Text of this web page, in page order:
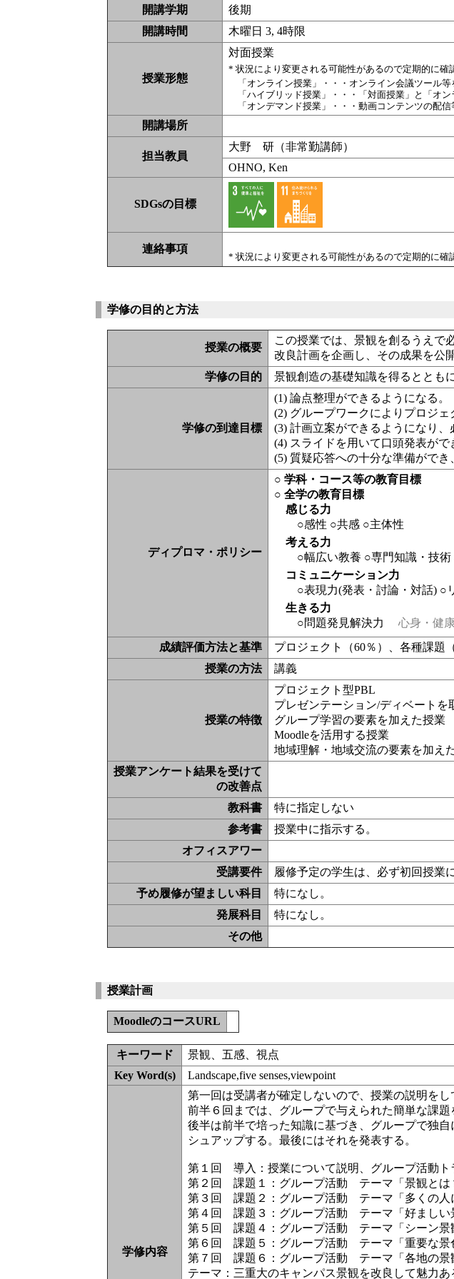
開講学期
後期
開講時間
木曜日 3, 4時限
授業形態
対面授業
* 状況により変更される可能性があるので定期的に確
「オンライン授業」・・・オンライン会議ツール
「ハイブリッド授業」・・・「対面授業」と「オ
「オンデマンド授業」・・・動画コンテンツの配
開講場所
担当教員
大野 研（非常勤講師）
OHNO, Ken
SDGsの目標
連絡事項
* 状況により変更される可能性があるので定期的に確
学修の目的と方法
授業の概要
この授業では、景観を創るうえで
改良計画を企画し、その成果を公
学修の目的
景観創造の基礎知識を得るととも
学修の到達目標
(1) 論点整理ができるようになる。
(2) グループワークによりプロジェ
(3) 計画立案ができるようになり
(4) スライドを用いて口頭発表がで
(5) 質疑応答への十分な準備ができ
ディプロマ・ポリシー
○ 学科・コース等の教育目標
○ 全学の教育目標
感じる力
○感性 ○共感 ○主体性
考える力
○幅広い教養 ○専門知識・技術
コミュニケーション力
○表現力(発表・討論・対話) ○
生きる力
○問題発見解決力
心身・健
成績評価方法と基準
プロジェクト（60％）、各種課題（
授業の方法
講義
授業の特徴
プロジェクト型PBL
プレゼンテーション/ディベートを
グループ学習の要素を加えた授業
Moodleを活用する授業
地域理解・地域交流の要素を加え
授業アンケート結果を受けて
の改善点
教科書
特に指定しない
参考書
授業中に指示する。
オフィスアワー
受講要件
履修予定の学生は、必ず初回授業
予め履修が望ましい科目
特になし。
発展科目
特になし。
その他
授業計画
MoodleのコースURL
キーワード
景観、五感、視点
Key Word(s)
Landscape,five senses,viewpoint
学修内容
第一回は受講者が確定しないので、授業の説明をし
前半６回までは、グループで与えられた簡単な課
後半は前半で培った知識に基づき、グループで独
シュアップする。最後にはそれを発表する。
第１回 導入：授業について説明、グループ活動
第２回 課題１：グループ活動 テーマ「景観とは
第３回 課題２：グループ活動 テーマ「多くの人
第４回 課題３：グループ活動 テーマ「好ましい
第５回 課題４：グループ活動 テーマ「シーン景
第６回 課題５：グループ活動 テーマ「重要な
第７回 課題６：グループ活動 テーマ「各地の景
テーマ：三重大のキャンパス景観を改良して魅力あ